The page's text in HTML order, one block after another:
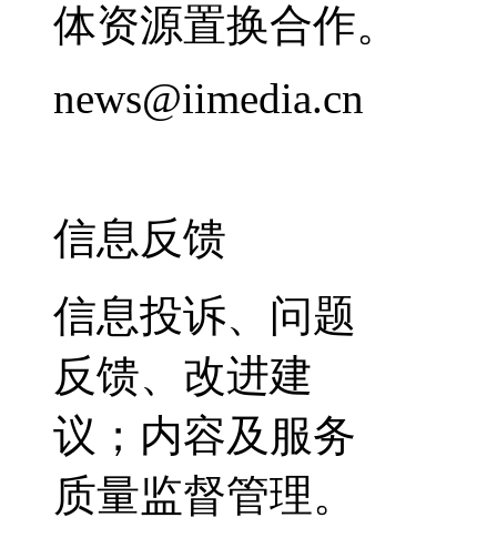
体资源置换合作。
news@iimedia.cn
信息反馈
信息投诉、问题
反馈、改进建
议；内容及服务
质量监督管理。